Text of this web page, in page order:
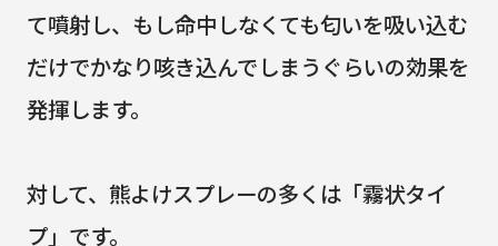
て噴射し、もし命中しなくても匂いを吸い込む
だけでかなり咳き込んでしまうぐらいの効果を
発揮します。
対して、熊よけスプレーの多くは「霧状タイ
プ」です。